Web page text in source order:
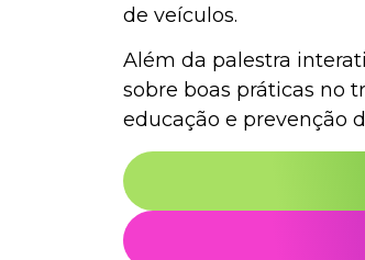
de veículos.
Além da palestra
sobre boas práticas no
educação e prevenção